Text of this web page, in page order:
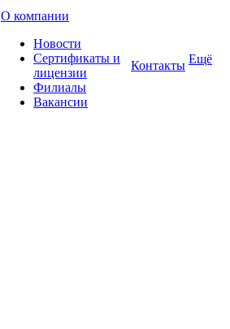
О компании
Новости
Сертификаты и
лицензии
Филиалы
Вакансии
Контакты Ещё